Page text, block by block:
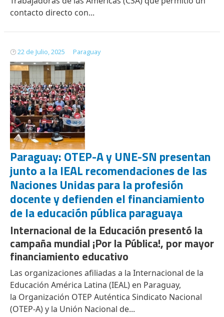
contacto directo con...
22 de Julio, 2025 Paraguay
Paraguay: OTEP-A y UNE-SN presentan
junto a la IEAL recomendaciones de las
Naciones Unidas para la profesión
docente y defienden el financiamiento
de la educación pública paraguaya
Internacional de la Educación presentó la
campaña mundial ¡Por la Pública!, por mayor
financiamiento educativo
Las organizaciones afiliadas a la Internacional de la
Educación América Latina (IEAL) en Paraguay,
la Organización OTEP Auténtica Sindicato Nacional
(OTEP-A) y la Unión Nacional de...